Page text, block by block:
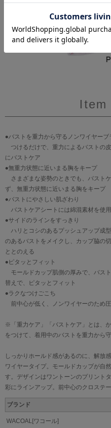
Item
●バストを重力から守るノンワイヤーブ
つけるだけで、重力によるバストの
にバストケア
●無重力状態に近いまる胸をキープ
さまざまな姿勢のときでも、バスト
ず、無重力状態に近いまる胸をキープ
●バストにやさしい肌ざわり
バストケアシートには綿混素材を使
●サイドのラインをすっきり
ハリとコシのあるプッシュアップ成
のあるバストをメイクし、カップ脇の
ととのえる
●ピタッとフィット
モールドカップ肌側の厚みで、バス
替えで、ピタッとフィット
●ラクなつけごこち
前中心が低く、ノンワイヤーのため
※「重力ケア」「バストケア」とは、
をつけて、着用中のバストを重力から
しっかりホールド感があるのに、解放
ワイヤータイプ。モールドカップが自
す。デザインはワントーンのプリント
彩にラインアップ。前中心のクロステ
ブランド
WACOAL[ワコール]